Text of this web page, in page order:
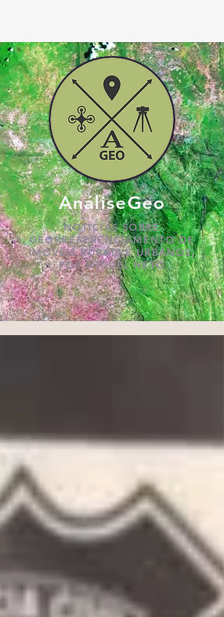
AnáliseGeo
NOTÍCIAS SOBRE
GEORREFERENCIAMENTO DE
IMÓVEIS RURAIS E URBANOS,
POR MIGUEL NETO